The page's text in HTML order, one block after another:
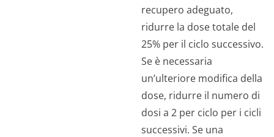
recupero adeguato,
ridurre la dose totale del
25% per il ciclo successivo.
Se è necessaria
un’ulteriore modifica della
dose, ridurre il numero di
dosi a 2 per ciclo per i cicli
successivi. Se una